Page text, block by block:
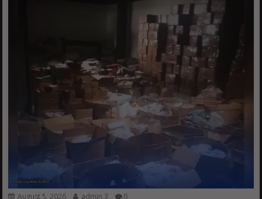
August 5, 2026 admin 3 0